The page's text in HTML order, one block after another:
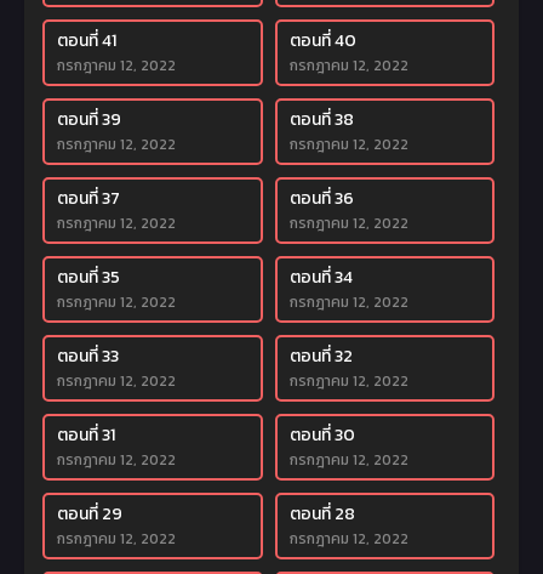
ตอนที่ 41
กรกฎาคม 12, 2022
ตอนที่ 40
กรกฎาคม 12, 2022
ตอนที่ 39
กรกฎาคม 12, 2022
ตอนที่ 38
กรกฎาคม 12, 2022
ตอนที่ 37
กรกฎาคม 12, 2022
ตอนที่ 36
กรกฎาคม 12, 2022
ตอนที่ 35
กรกฎาคม 12, 2022
ตอนที่ 34
กรกฎาคม 12, 2022
ตอนที่ 33
กรกฎาคม 12, 2022
ตอนที่ 32
กรกฎาคม 12, 2022
ตอนที่ 31
กรกฎาคม 12, 2022
ตอนที่ 30
กรกฎาคม 12, 2022
ตอนที่ 29
กรกฎาคม 12, 2022
ตอนที่ 28
กรกฎาคม 12, 2022